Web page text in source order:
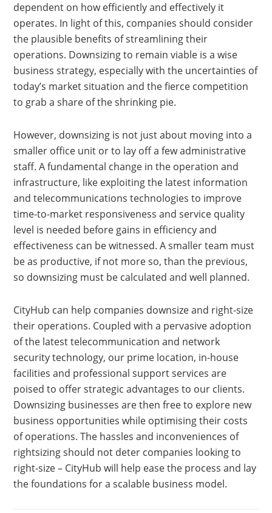
dependent on how efficiently and effectively it
operates. In light of this, companies should consider
the plausible benefits of streamlining their
operations. Downsizing to remain viable is a wise
business strategy, especially with the uncertainties of
today’s market situation and the fierce competition
to grab a share of the shrinking pie.
However, downsizing is not just about moving into a
smaller office unit or to lay off a few administrative
staff. A fundamental change in the operation and
infrastructure, like exploiting the latest information
and telecommunications technologies to improve
time-to-market responsiveness and service quality
level is needed before gains in efficiency and
effectiveness can be witnessed. A smaller team must
be as productive, if not more so, than the previous,
so downsizing must be calculated and well planned.
CityHub can help companies downsize and right-size
their operations. Coupled with a pervasive adoption
of the latest telecommunication and network
security technology, our prime location, in-house
facilities and professional support services are
poised to offer strategic advantages to our clients.
Downsizing businesses are then free to explore new
business opportunities while optimising their costs
of operations. The hassles and inconveniences of
rightsizing should not deter companies looking to
right-size – CityHub will help ease the process and lay
the foundations for a scalable business model.